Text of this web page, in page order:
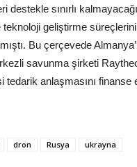
destekle sınırlı
geliştirme
Bu çerçevede
savunma şirketi
anlaşmasını finanse
dron Rusya ukrayna